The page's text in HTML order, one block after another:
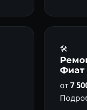
🛠️
Фиат
от7